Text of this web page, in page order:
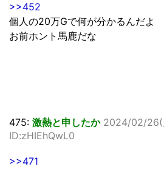
>>452
個人の20万Gで何が分かるんだよ
お前ホント馬鹿だな
475: 激熱と申したか 2024/02/26(
ID:zHIEhQwL0
>>471